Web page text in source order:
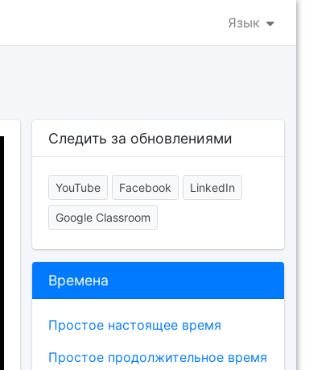
Язык
Следить за обновлениями
YouTube Facebook LinkedIn
Google Classroom
Времена
Простое настоящее время
Простое продолжительное время